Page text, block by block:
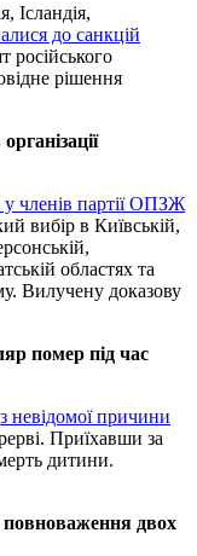
Ісландія,
до санкцій
російського
рішення
членів партії ОПЗЖ
вибір в Київській,
областях та
Вилучену доказову
помер під час
з невідомої причини
Приїхавши за
дитини.
двох